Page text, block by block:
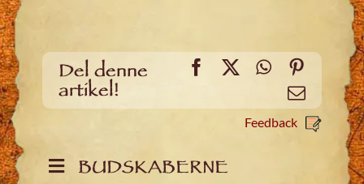
Del denne
artikel!
Facebook
X WhatsApp
Email
Feedback
BUDSKABERNE